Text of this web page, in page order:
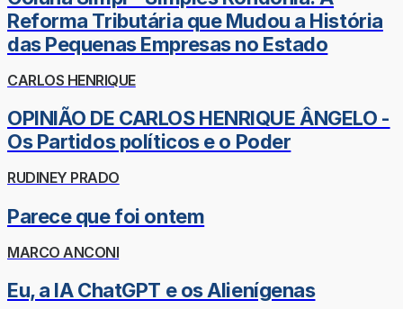
Reforma Tributária que Mudou a História
das Pequenas Empresas no Estado
CARLOS HENRIQUE
OPINIÃO DE CARLOS HENRIQUE ÂNGELO -
Os Partidos políticos e o Poder
RUDINEY PRADO
Parece que foi ontem
MARCO ANCONI
Eu, a IA ChatGPT e os Alienígenas